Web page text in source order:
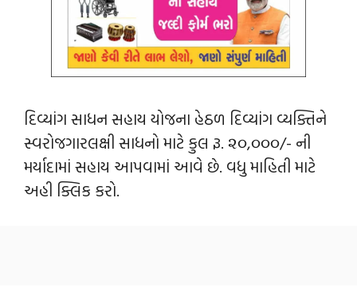
દિવ્યાંગ સાધન સહાય યોજના હેઠળ દિવ્યાંગ વ્યક્તિને
સ્વરોજગારલક્ષી સાધનો માટે કુલ રૂ. ૨૦,૦૦૦/- ની
મર્યાદામાં સહાય આપવામાં આવે છે. વધુ માહિતી માટે
અહી ક્લિક કરો.